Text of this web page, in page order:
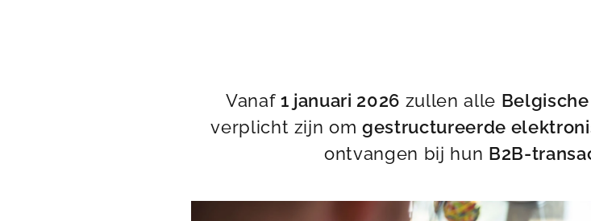
Vanaf 1 januari 2026 zullen alle
verplicht zijn omgestructureerde
ontvangen bij hun B2B-